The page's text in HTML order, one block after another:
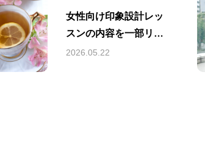
女性向け印象設計レッ
スンの内容を一部リニ
ューアルいたしまし
2026.05.22